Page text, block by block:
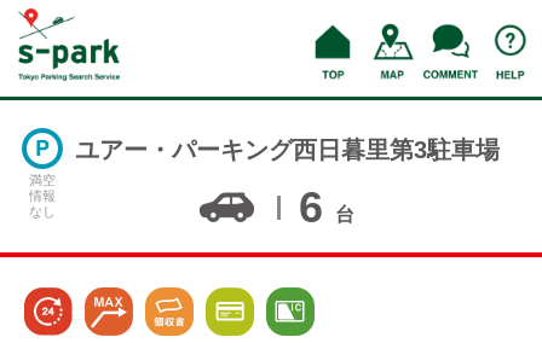
満空
情報
なし
ユアー・パーキング西日暮里第3駐車場
6 台